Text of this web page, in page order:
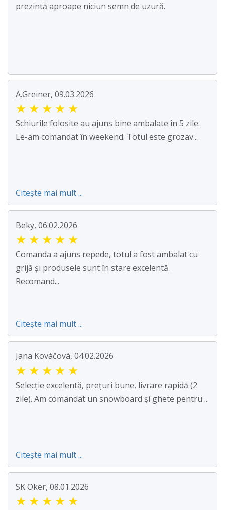
prezintă aproape niciun semn de uzură.
A.Greiner, 09.03.2026
★ ★ ★ ★ ★
Schiurile folosite au ajuns bine ambalate în 5 zile.
Le-am comandat în weekend. Totul este grozav...
Citește mai mult ...
Beky, 06.02.2026
★ ★ ★ ★ ★
Comanda a ajuns repede, totul a fost ambalat cu
grijă și produsele sunt în stare excelentă.
Recomand...
Citește mai mult ...
Jana Kováčová, 04.02.2026
★ ★ ★ ★ ★
Selecție excelentă, prețuri bune, livrare rapidă (2
zile). Am comandat un snowboard și ghete pentru ...
Citește mai mult ...
SK Oker, 08.01.2026
★ ★ ★ ★ ★